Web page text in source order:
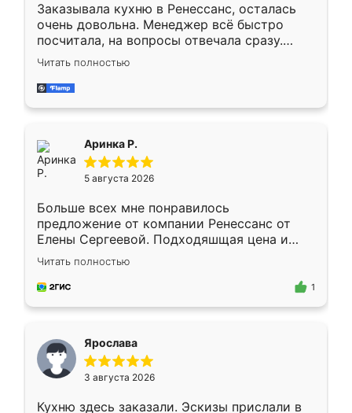
Заказывала кухню в Ренессанс, осталась
очень довольна. Менеджер всё быстро
посчитала, на вопросы отвечала сразу.
Замерщик приехал в субботу, подошёл к
делу со всей ответственностью. Собрали
за день, ребята работали аккуратно, даже
Читать полностью
Аринка Р.
5 августа 2026
Больше всех мне понравилось
предложение от компании Ренессанс от
Елены Сергеевой. Подходяшщая цена и
короткие сроки изготовления. Приехавший
для замера сотрудник Владислав
предложил по моему эскизу самый
Читать полностью
1
Ярослава
3 августа 2026
Кухню здесь заказали. Эскизы прислали в